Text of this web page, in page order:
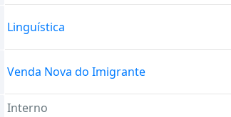
Linguística
Venda Nova do Imigrante
Interno